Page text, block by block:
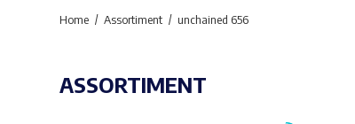
Home Assortiment unchained 656
ASSORTIMENT